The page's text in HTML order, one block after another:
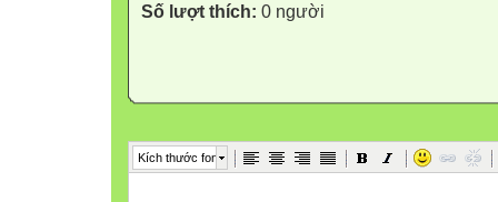
Số lượt thích: 0 người
Kích thước font